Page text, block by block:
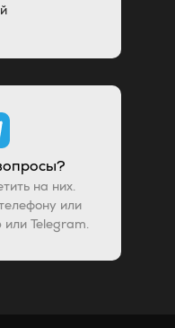
на них.
или
Telegram.